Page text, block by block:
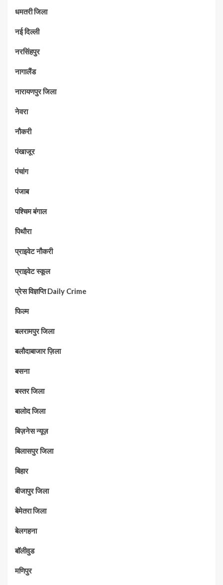
धमतरी जिला
नई दिल्ली
नरसिंहपुर
नागालैंड
नारायणपुर जिला
नेवरा
नौकरी
पंखाजूर
पंचांग
पंजाब
पश्चिम बंगाल
पिथौरा
प्राइवेट नौकरी
प्राइवेट स्कूल
प्रेस विज्ञप्ति Daily Crime
फिल्म
बलरामपुर जिला
बलौदाबाजार ज़िला
बसना
बस्तर जिला
बालोद जिला
बिज़नेस न्यूज़
बिलासपुर जिला
बिहार
बीजापुर जिला
बेमेतरा जिला
बेलगहना
बॉलीवुड
मणिपुर